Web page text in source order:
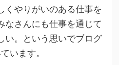
くやりがいのある仕事を
なさんにも仕事を通じて
い。という思いでブログ
います。